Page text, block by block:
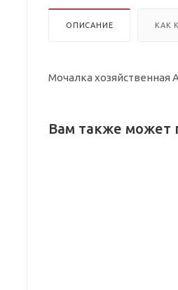
ОПИСАНИЕ КАК
Мочалка хозяйственная
Вам также может